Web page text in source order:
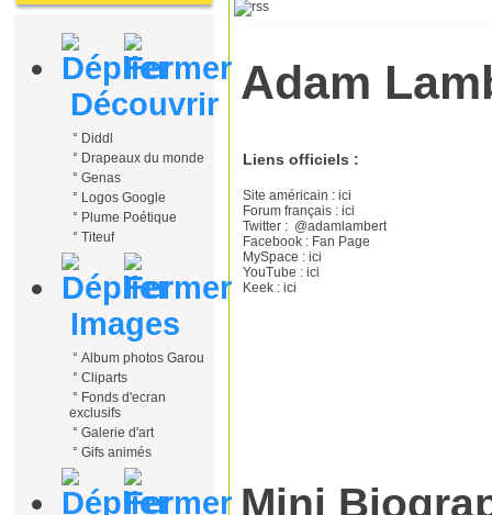
Découvrir
° Diddl
° Drapeaux du monde
° Genas
° Logos Google
° Plume Poétique
° Titeuf
Images
° Album photos Garou
° Cliparts
° Fonds d'ecran
exclusifs
° Galerie d'art
° Gifs animés
Adam
Liens officiels :
Site américain : ici
Forum français : ici
Twitter : @adamlambert
Facebook : Fan Page
MySpace : ici
YouTube : ici
Keek : ici
Mini